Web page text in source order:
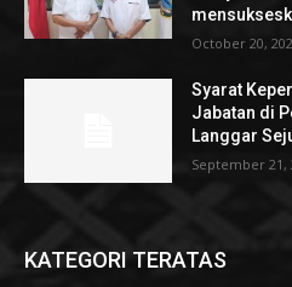
October 20,
Syarat
Jabatan di
Langgar
September 21,
KATEGORI TERATAS